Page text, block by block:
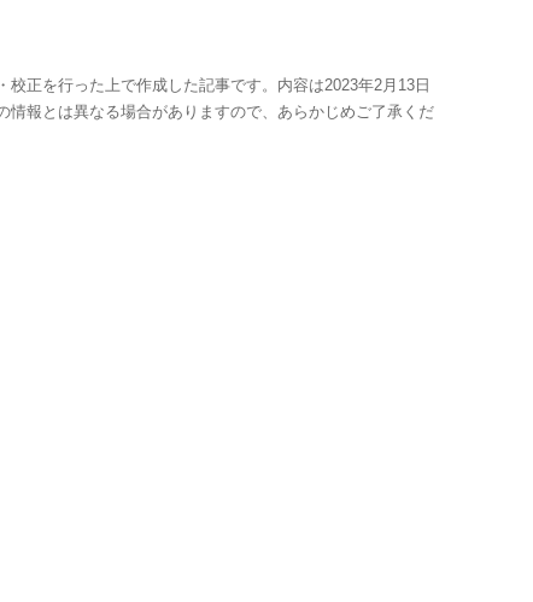
校正を行った上で作成した記事です。内容は2023年2月13日
情報とは異なる場合がありますので、あらかじめご了承くだ